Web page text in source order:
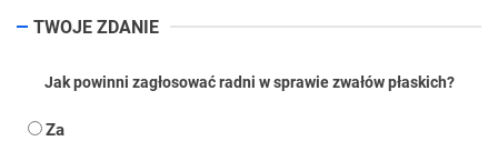
TWOJE ZDANIE
Jak powinni zagłosować radni w sprawie zwałów płaskich?
Za